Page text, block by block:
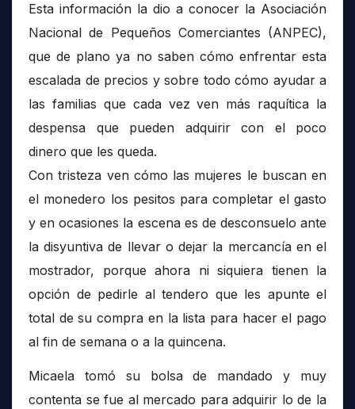
Esta información la dio a conocer la Asociación
Nacional de Pequeños Comerciantes (ANPEC),
que de plano ya no saben cómo enfrentar esta
escalada de precios y sobre todo cómo ayudar a
las familias que cada vez ven más raquítica la
despensa que pueden adquirir con el poco
dinero que les queda.
Con tristeza ven cómo las mujeres le buscan en
el monedero los pesitos para completar el gasto
y en ocasiones la escena es de desconsuelo ante
la disyuntiva de llevar o dejar la mercancía en el
mostrador, porque ahora ni siquiera tienen la
opción de pedirle al tendero que les apunte el
total de su compra en la lista para hacer el pago
al fin de semana o a la quincena.
Micaela tomó su bolsa de mandado y muy
contenta se fue al mercado para adquirir lo de la